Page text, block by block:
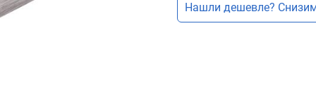
Нашли дешевле?